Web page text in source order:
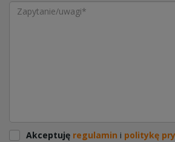
Akceptuję regulamin i politykę